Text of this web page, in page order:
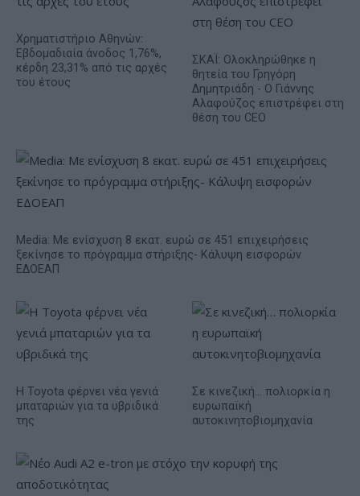
Χρηματιστήριο Αθηνών:
Εβδομαδιαία άνοδος 1,76%,
κέρδη 23,31% από τις αρχές
του έτους
ΣΚΑΪ: Ολοκληρώθηκε η
θητεία του Γρηγόρη
Δημητριάδη - Ο Γιάννης
Αλαφούζος επιστρέφει στη
θέση του CEO
Media: Με ενίσχυση 8 εκατ. ευρώ σε 451 επιχειρήσεις
ξεκίνησε το πρόγραμμα στήριξης- Κάλυψη εισφορών
ΕΔΟΕΑΠ
Η Toyota φέρνει νέα γενιά
μπαταριών για τα υβριδικά
της
Σε κινεζική… πολιορκία η
ευρωπαϊκή
αυτοκινητοβιομηχανία